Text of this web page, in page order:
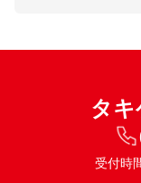
タ
受付時